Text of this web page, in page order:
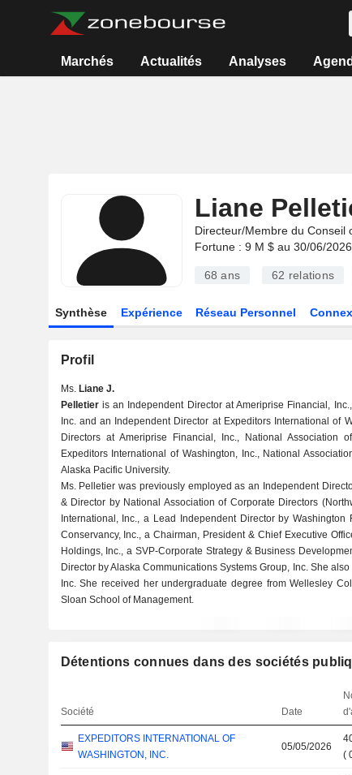
Marchés Actualités Analyses
Liane
Directeur/Membre du Conseil
Fortune : 9 M $ au 30/06/2026
68 ans 62 relations
Synthèse Expérience Réseau Personnel
Profil
Ms. Liane J.
Pelletieris an Independent Director at Ameriprise Financial,
Inc. and an Independent Director at Expeditors International of
Directors at Ameriprise Financial, Inc., National Association
Expeditors International of Washington, Inc., National
Alaska Pacific University.
Ms. Pelletier was previously employed as an Independent
& Director by National Association of Corporate Directors
International, Inc., a Lead Independent Director by
Conservancy, Inc., a Chairman, President & Chief Executive
Holdings, Inc., a SVP-Corporate Strategy & Business
Director by Alaska Communications Systems Group, Inc. She
Inc. She received her undergraduate degree from Wellesley
Sloan School of Management.
Détentions connues dans des sociétés
Société Date
EXPEDITORS INTERNATIONAL OF
WASHINGTON, INC.
05/05/2026
(